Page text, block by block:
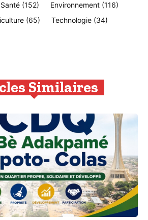
Santé (152) Environnement (116)
(65) Technologie (34)
Similaires